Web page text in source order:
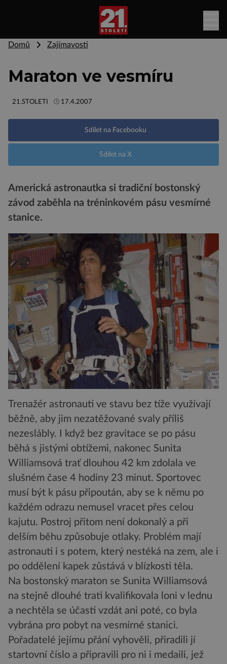
Domů Zajímavosti
Maraton ve vesmíru
21.STOLETI 17.4.2007
Sdílet na Facebooku
Sdílet na X
Americká astronautka si tradiční bostonský
závod zaběhla na tréninkovém pásu vesmírné
stanice.
Trenažér astronauti ve stavu bez tíže využívají
běžně, aby jim nezatěžované svaly příliš
nezeslábly. I když bez gravitace se po pásu
běhá s jistými obtížemi, nakonec Sunita
Williamsová trať dlouhou 42 km zdolala ve
slušném čase 4 hodiny 23 minut. Sportovec
musí být k pásu připoután, aby se k němu po
každém odrazu nemusel vracet přes celou
kajutu. Postroj přitom není dokonalý a při
delším běhu způsobuje otlaky. Problém mají
astronauti i s potem, který nestéká na zem, ale i
po oddělení kapek zůstává v blízkosti těla.
Na bostonský maraton se Sunita Williamsová
na stejně dlouhé trati kvalifikovala loni v lednu
a nechtěla se účasti vzdát ani poté, co byla
vybrána pro pobyt na vesmírné stanici.
Pořadatelé jejímu přání vyhověli, přiradili jí
startovní číslo a připravili pro ni i medaili, jež